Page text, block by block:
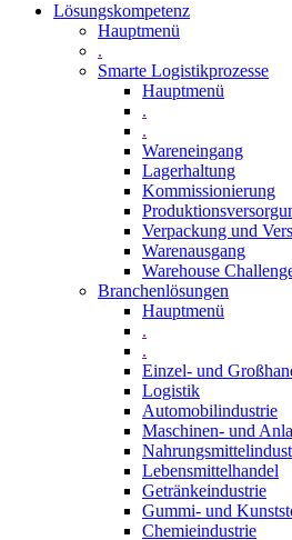
Lösungskompetenz
Hauptmenü
.
Smarte Logistikprozesse
Hauptmenü
.
.
Wareneingang
Lagerhaltung
Kommissionierung
Verpackung und
Warenausgang
Warehouse
Branchenlösungen
Hauptmenü
.
.
Einzel- und
Logistik
Automobilindustrie
Maschinen- und
Lebensmittelhandel
Getränkeindustrie
Gummi­- und
Chemieindustrie